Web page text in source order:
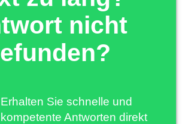
nicht
Erhalten Sie schnelle und
kompetente Antworten direkt